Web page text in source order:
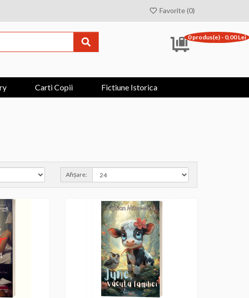
Favorite (0)
0 produs(e) - 0,00 Lei
Carti Copii Fictiune Istorica
Afișare: